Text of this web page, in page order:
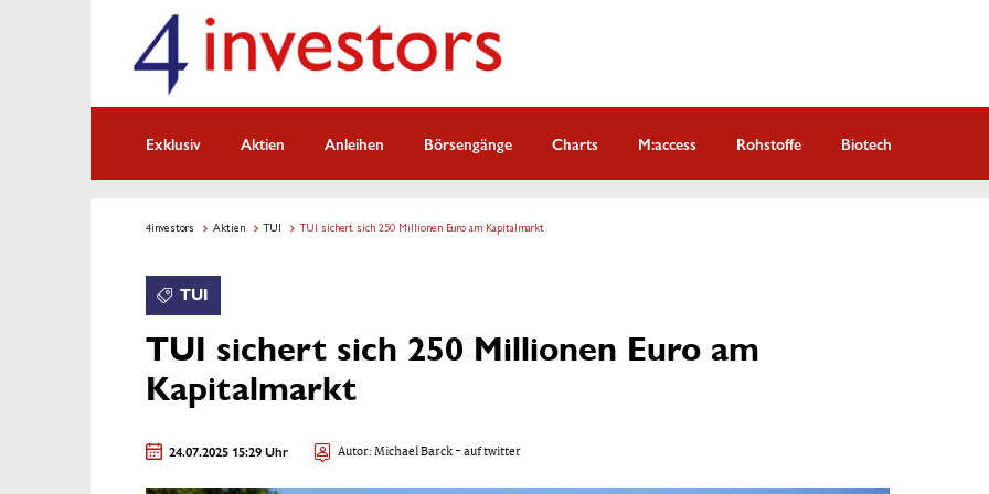
Exklusiv Aktien Anleihen Börsengänge Charts M:access Rohstoffe Biotech
4investors Aktien TUI TUI sichert sich 250 Millionen Euro am Kapitalmarkt
TUI
TUI sichert sich 250 Millionen Euro am
Kapitalmarkt
24.07.2025 15:29 Uhr Autor:Michael Barck- auf twitter